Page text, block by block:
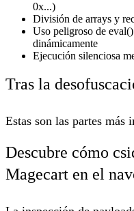
0x...)
División de arrays y
Uso peligroso de
dinámicamente
Ejecución silenciosa
Tras la
Estas son las partes más
Descubre cómo
Magecart en el